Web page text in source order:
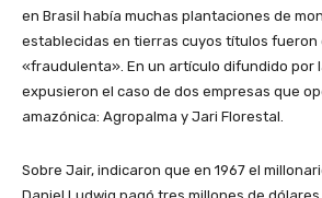
en Brasil había muchas plantaciones de
establecidas en tierras cuyos títulos fueron
«fraudulenta». En un artículo difundido por
expusieron el caso de dos empresas que
amazónica: Agropalma y Jari Florestal.
Sobre Jair, indicaron que en 1967 el